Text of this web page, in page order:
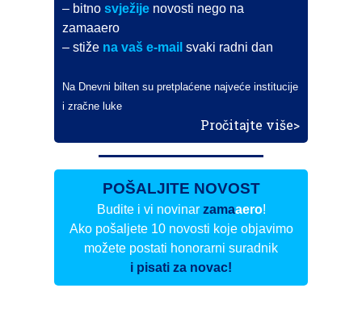
– bitnosvježije novosti nego na
zamaaero
– stiže na vaš e-mail svaki radni dan
Na Dnevni bilten su pretplaćene najveće institucije
i zračne luke
Pročitajte više>
POŠALJITE NOVOST
Budite i vi novinar zamaaero!
Ako pošaljete 10 novosti koje objavimo
možete postati honorarni suradnik
i pisati za novac!